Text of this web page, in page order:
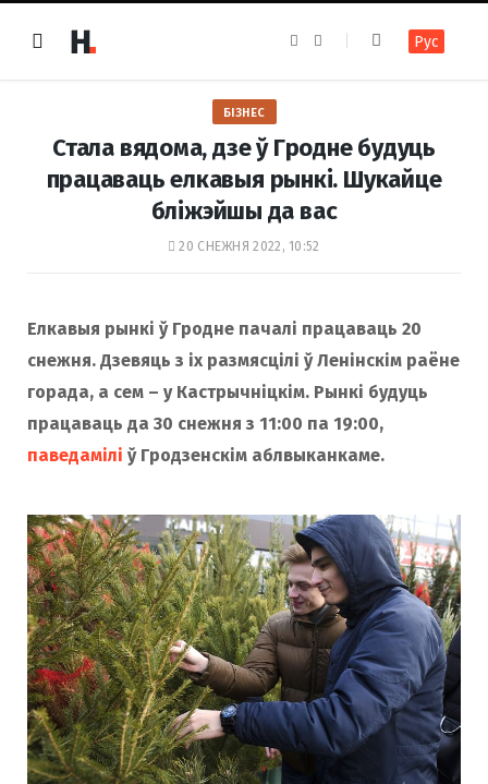
e
k
t
a
m
Рус
БІЗНЕС
Стала вядома, дзе ў Гродне будуць
працаваць елкавыя рынкі. Шукайце
бліжэйшы да вас
20 СНЕЖНЯ 2022, 10:52
Елкавыя рынкі ў Гродне пачалі працаваць 20
снежня. Дзевяць з іх размясцілі ў Ленінскім раёне
горада, а сем – у Кастрычніцкім. Рынкі будуць
працаваць да 30 снежня з 11:00 па 19:00,
паведамілі ў Гродзенскім аблвыканкаме.